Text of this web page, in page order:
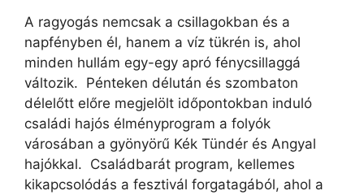
A ragyogás nemcsak a csillagokban és a
napfényben él, hanem a víz tükrén is, ahol
minden hullám egy-egy apró fénycsillaggá
változik. Pénteken délután és szombaton
délelőtt előre megjelölt időpontokban induló
családi hajós élményprogram a folyók
városában a gyönyörű Kék Tündér és Angyal
hajókkal. Családbarát program, kellemes
kikapcsolódás a fesztivál forgatagából, ahol a